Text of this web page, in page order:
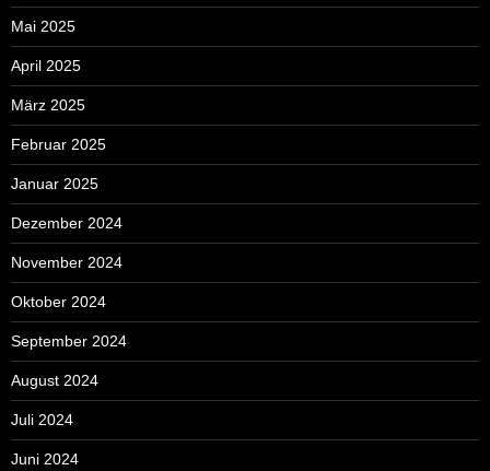
Mai 2025
April 2025
März 2025
Februar 2025
Januar 2025
Dezember 2024
November 2024
Oktober 2024
September 2024
August 2024
Juli 2024
Juni 2024